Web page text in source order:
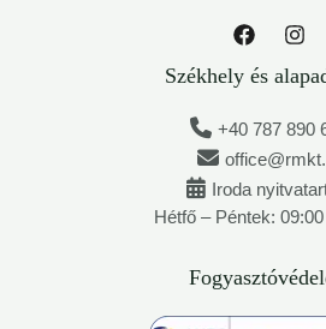
Székhely és
+40 787 890
Iroda
Hétfő – Péntek: